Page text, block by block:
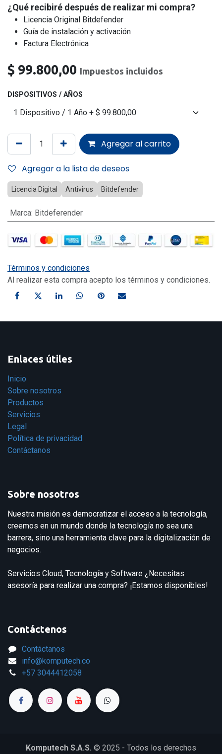
¿Qué recibiré después de realizar mi compra?
Licencia Original Bitdefender
Guía de instalación y activación
Factura Electrónica
$ 99.800,00 Impuestos incluidos
DISPOSITIVOS / AÑOS
Agregar al carrito
Agregar a la lista de deseos
Licencia Digital Antivirus Bitdefender
Marca: Bitdeferender
Términos y condiciones
Al realizar esta compra acepto los términos y condiciones.
Enlaces útiles
Inicio
Sobre nosotros
Productos
Servicios
Legal
Política de privacidad
Contáctanos
Sobre nosotros
Nuestra misión es democratizar el acceso a la tecnología,
creemos en un mundo donde la tecnología no sea una
barrera, sino una herramienta clave para la digitalización de
negocios.
Servicios Cloud, Tecnología y Software ¿Necesitas
asesoría para realizar una compra? ¡Estamos disponibles!
Contáctenos
Contáctanos
info@komputech.co
+57 3044412058
Komputech S.A.S. © 2025 - Todos los derechos